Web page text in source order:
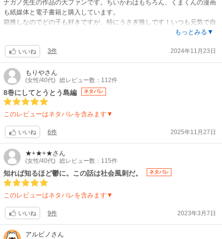
ナガノ先生の作品の大ファンです。ちいかわはもちろん、くまくんの漫画
も紙媒体と電子書籍と購入しています。
箱推しなのでどの子も好きですが、特にうさぎ推しです！いつも元気で自
由気まま。なのにちゃんとちいかわやハチワレの事が大好きなうさぎ、可
込んでいつも賑やかで可愛くて癒やされる…だけでなく、時々出てくるち
ょっとドキッとする展開も、ナガノ先生の魅力だと思います。ナガノ先生
の表現の巧みさからもう目が離せません。
5巻に関しての補足になりますが、5巻はちいかわのお話が他の巻より10ペ
ージほど少なく、最後の方にナガノ先生の別作品、くまくんのお話がお試
し版として収録されています。確かに、ちいかわのお話は少なめになるか
もしれませんが、同じポイント（お値段）の4巻は全139ページなのに対
る「オデ」というキャラクターの活躍する話や、ちいかわの頑張りが健気
な黒い流れ星編なども収録されており、読み応え抜群だと思います。
くまくんのお話はナガノ先生がちいかわを発表する前に描いていた漫画
で、こちらもオススメです。是非、お手に取っていただきたいです。オス
スメですよ！
もっとみる▼
いいね 3件 2024年11月23日
もりやさん
(女性/40代) 総レビュー数：112件
8巻にしてとうとう島編 ネタバレ
このレビューはネタバレを含みます▼
いいね 6件 2025年11月27日
★+★+★さん
(女性/40代) 総レビュー数：115件
知れば知るほど鬱に。この話は社会風刺だ。 ネタバレ
このレビューはネタバレを含みます▼
いいね 9件 2023年3月7日
アルビノ さん